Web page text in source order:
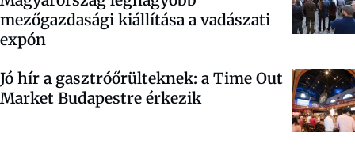
mezőgazdasági kiállítása a vadászati
expón
Jó hír a gasztróőrülteknek: a Time Out
Market Budapestre érkezik